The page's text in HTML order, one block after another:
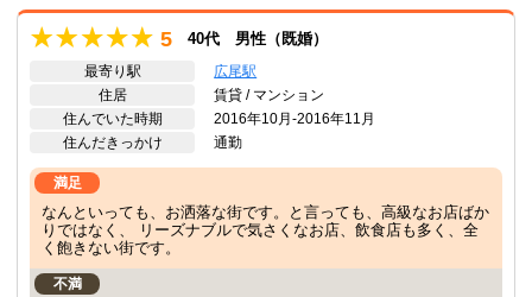
5 40代 男性（既婚）
最寄り駅
広尾駅
住居
賃貸 / マンション
住んでいた時期
2016年10月-2016年11月
住んだきっかけ
通勤
満足
なんといっても、お洒落な街です。と言っても、高級なお店ばか
りではなく、 リーズナブルで気さくなお店、飲食店も多く、全
く飽きない街です。
不満